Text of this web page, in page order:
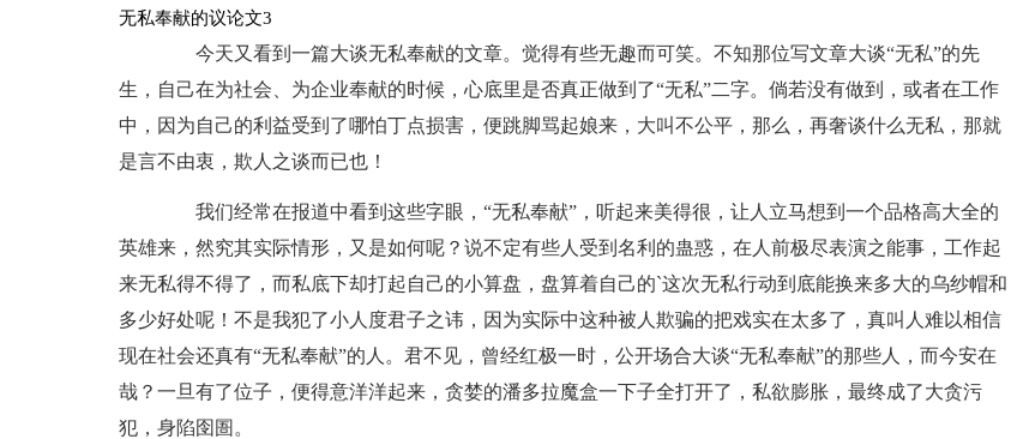
无私奉献的议论文3
今天又看到一篇大谈无私奉献的文章。觉得有些无趣而可笑。不知那位写文章大谈“无私”的先
生，自己在为社会、为企业奉献的时候，心底里是否真正做到了“无私”二字。倘若没有做到，或者在工作
中，因为自己的利益受到了哪怕丁点损害，便跳脚骂起娘来，大叫不公平，那么，再奢谈什么无私，那就
是言不由衷，欺人之谈而已也！
我们经常在报道中看到这些字眼，“无私奉献”，听起来美得很，让人立马想到一个品格高大全的
英雄来，然究其实际情形，又是如何呢？说不定有些人受到名利的蛊惑，在人前极尽表演之能事，工作起
来无私得不得了，而私底下却打起自己的小算盘，盘算着自己的`这次无私行动到底能换来多大的乌纱帽和
多少好处呢！不是我犯了小人度君子之讳，因为实际中这种被人欺骗的把戏实在太多了，真叫人难以相信
现在社会还真有“无私奉献”的人。君不见，曾经红极一时，公开场合大谈“无私奉献”的那些人，而今安在
哉？一旦有了位子，便得意洋洋起来，贪婪的潘多拉魔盒一下子全打开了，私欲膨胀，最终成了大贪污
犯，身陷囹圄。